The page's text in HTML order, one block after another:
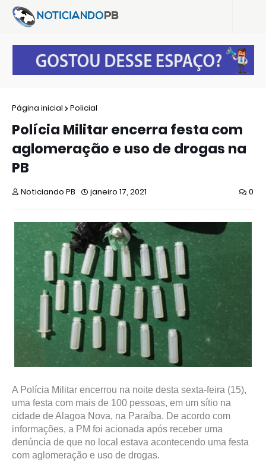
Página inicial Policial
Polícia Militar encerra festa com
aglomeração e uso de drogas na
PB
Noticiando PB janeiro 17, 2021 0
A Polícia Militar encerrou na noite desta sexta-feira (15),
uma festa com mais de 100 pessoas, em um sítio na
cidade de Alagoa Nova, na Paraíba. De acordo com
informações, a PM foi acionada após receber uma
denúncia de que no local estava acontecendo uma festa
com aglomeração e uso de drogas.